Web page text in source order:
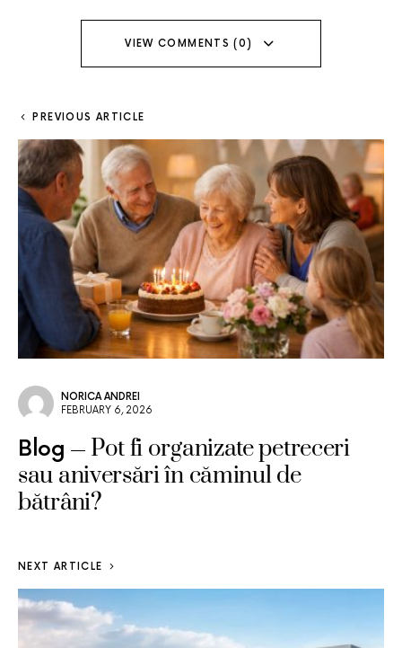
VIEW COMMENTS (0)
PREVIOUS ARTICLE
NORICA ANDREI
FEBRUARY 6, 2026
Blog
Pot fi organizate petreceri
sau aniversări în căminul de
bătrâni?
NEXT ARTICLE